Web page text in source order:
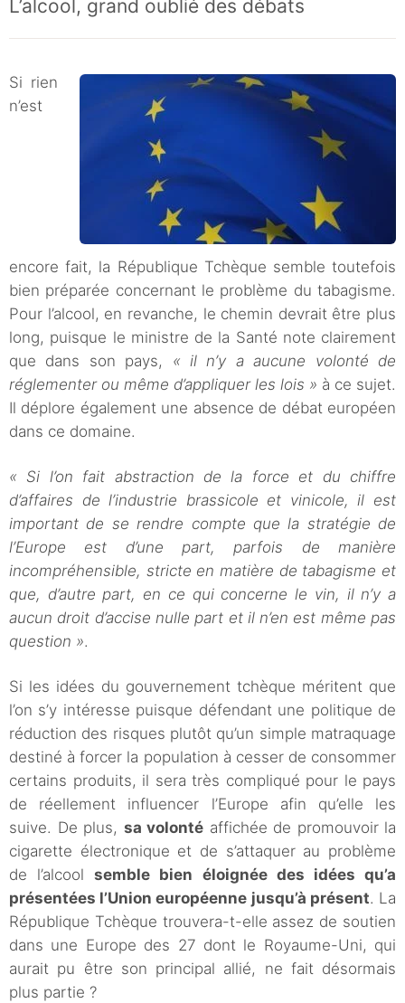
L’alcool, grand oublié des débats
Si rien
n’est
encore fait, la République Tchèque semble toutefois
bien préparée concernant le problème du tabagisme.
Pour l’alcool, en revanche, le chemin devrait être plus
long, puisque le ministre de la Santé note clairement
que dans son pays, « il n’y a aucune volonté de
réglementer ou même d’appliquer les lois » à ce sujet.
Il déplore également une absence de débat européen
dans ce domaine.
« Si l’on fait abstraction de la force et du chiffre
d’affaires de l’industrie brassicole et vinicole, il est
important de se rendre compte que la stratégie de
l’Europe est d’une part, parfois de manière
incompréhensible, stricte en matière de tabagisme et
que, d’autre part, en ce qui concerne le vin, il n’y a
aucun droit d’accise nulle part et il n’en est même pas
question ».
Si les idées du gouvernement tchèque méritent que
l’on s’y intéresse puisque défendant une politique de
réduction des risques plutôt qu’un simple matraquage
destiné à forcer la population à cesser de consommer
certains produits, il sera très compliqué pour le pays
de réellement influencer l’Europe afin qu’elle les
suive. De plus, sa volonté affichée de promouvoir la
cigarette électronique et de s’attaquer au problème
de l’alcoolsemble bien éloignée des idées qu’a
présentées l’Union européenne jusqu’à présent. La
République Tchèque trouvera-t-elle assez de soutien
dans une Europe des 27 dont le Royaume-Uni, qui
aurait pu être son principal allié, ne fait désormais
plus partie ?